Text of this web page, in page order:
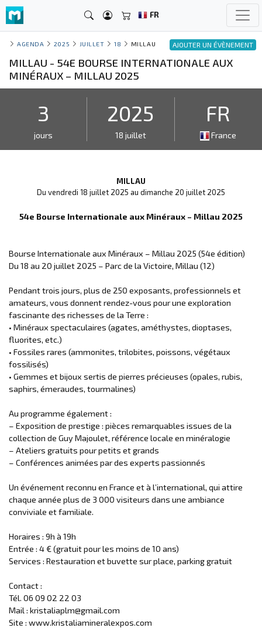
FR
AJOUTER UN ÉVÈNEMENT
AGENDA 2025 JUILLET 18 MILLAU
MILLAU - 54E BOURSE INTERNATIONALE AUX
MINÉRAUX – MILLAU 2025
3
jours
2025
18 juillet
FR
France
MILLAU
Du vendredi 18 juillet 2025 au dimanche 20 juillet 2025
54e Bourse Internationale aux Minéraux – Millau 2025
Bourse Internationale aux Minéraux – Millau 2025 (54e édition)
Du 18 au 20 juillet 2025 – Parc de la Victoire, Millau (12)
Pendant trois jours, plus de 250 exposants, professionnels et
amateurs, vous donnent rendez-vous pour une exploration
fascinante des richesses de la Terre :
• Minéraux spectaculaires (agates, améthystes, dioptases,
fluorites, etc.)
• Fossiles rares (ammonites, trilobites, poissons, végétaux
fossilisés)
• Gemmes et bijoux sertis de pierres précieuses (opales, rubis,
saphirs, émeraudes, tourmalines)
Au programme également :
– Exposition de prestige : pièces remarquables issues de la
collection de Guy Majoulet, référence locale en minéralogie
– Ateliers gratuits pour petits et grands
– Conférences animées par des experts passionnés
Un événement reconnu en France et à l’international, qui attire
chaque année plus de 3 000 visiteurs dans une ambiance
conviviale et familiale.
Horaires : 9h à 19h
Entrée : 4 € (gratuit pour les moins de 10 ans)
Services : Restauration et buvette sur place, parking gratuit
Contact :
Tél. 06 09 02 22 03
Mail : kristaliaplm@gmail.com
Site : www.kristaliamineralexpos.com